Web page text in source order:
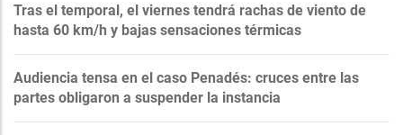
Tras el temporal, el viernes tendrá rachas de viento de
hasta 60 km/h y bajas sensaciones térmicas
Audiencia tensa en el caso Penadés: cruces entre las
partes obligaron a suspender la instancia